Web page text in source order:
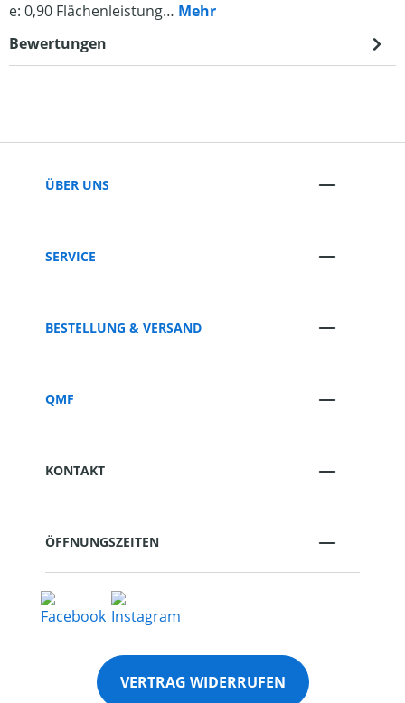
e: 0,90 Flächenleistung… Mehr
Bewertungen
ÜBER UNS
SERVICE
BESTELLUNG & VERSAND
QMF
KONTAKT
ÖFFNUNGSZEITEN
VERTRAG WIDERRUFEN